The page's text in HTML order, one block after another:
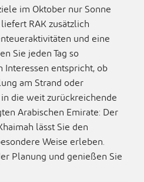
im Oktober nur Sonne
RAK zusätzlich
und eine
Sie jeden Tag so
entspricht, ob
am Strand oder
die weit zurückreichende
Arabischen Emirate: Der
lässt Sie den
Weise erleben.
Planung und genießen Sie